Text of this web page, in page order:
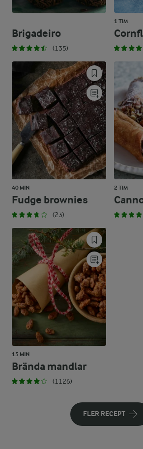
Brigadeiro
(135)
1 TIM
40 MIN
Fudge brownies
(23)
2 TIM
15 MIN
Brända mandlar
(1126)
FLER RECEPT